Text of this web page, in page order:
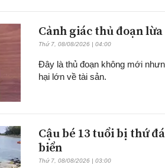
Cảnh giác thủ đoạn
Thứ 7, 08/08/2026 | 04:00
Đây là thủ đoạn không mới
hại lớn về tài sản.
Cậu bé 13 tuổi bị thứ
biển
Thứ 7, 08/08/2026 | 03:00